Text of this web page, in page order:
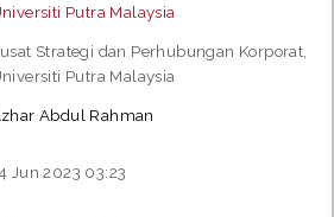
Putra Malaysia
Strategi dan Perhubungan Korporat,
Putra Malaysia
Abdul Rahman
Jun 2023 03:23